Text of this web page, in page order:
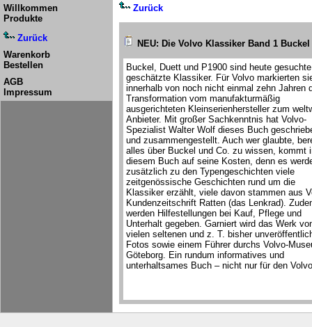
Willkommen
Produkte
Zurück
Warenkorb
Bestellen
AGB
Impressum
Zurück
NEU: Die Volvo Klassiker Band 1 Buckel
Buckel, Duett und P1900 sind heute
geschätzte Klassiker. Für Volvo markierten
innerhalb von noch nicht einmal zehn Jahren
Transformation vom manufakturmäßig
ausgerichteten Kleinserienhersteller zum
Anbieter. Mit großer Sachkenntnis hat Volvo-
Spezialist Walter Wolf dieses Buch
und zusammengestellt. Auch wer glaubte,
alles über Buckel und Co. zu wissen, kommt
diesem Buch auf seine Kosten, denn es
zusätzlich zu den Typengeschichten viele
zeitgenössische Geschichten rund um die
Klassiker erzählt, viele davon stammen aus
Kundenzeitschrift Ratten (das Lenkrad).
werden Hilfestellungen bei Kauf, Pflege und
Unterhalt gegeben. Garniert wird das Werk
vielen seltenen und z. T. bisher
Fotos sowie einem Führer durchs Volvo-
Göteborg. Ein rundum informatives und
unterhaltsames Buch – nicht nur für den